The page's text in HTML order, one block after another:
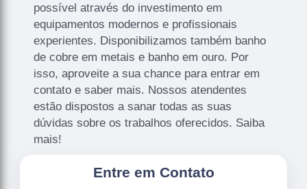
possível através do investimento em
equipamentos modernos e profissionais
experientes. Disponibilizamos também banho
de cobre em metais e banho em ouro. Por
isso, aproveite a sua chance para entrar em
contato e saber mais. Nossos atendentes
estão dispostos a sanar todas as suas
dúvidas sobre os trabalhos oferecidos. Saiba
mais!
Entre em Contato